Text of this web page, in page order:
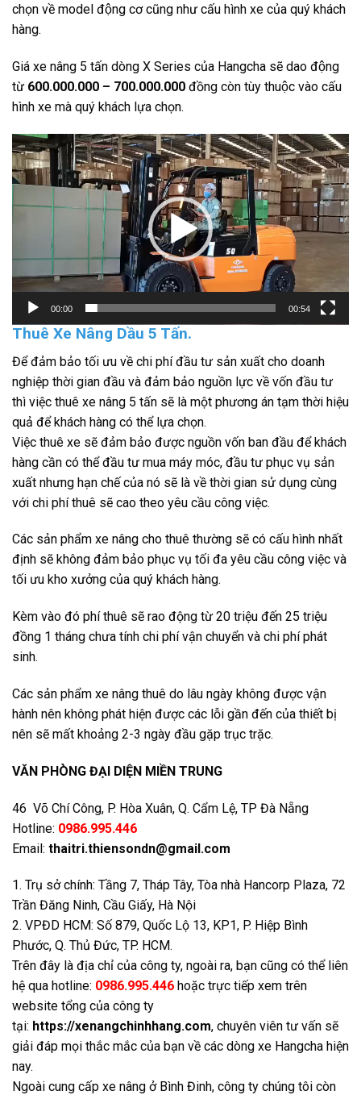
chọn về model động cơ cũng như cấu hình xe của quý khách
hàng.
Giá xe nâng 5 tấn dòng X Series của Hangcha sẽ dao động
từ 600.000.000 – 700.000.000 đồng còn tùy thuộc vào cấu
hình xe mà quý khách lựa chọn.
Trình
chơi
Video
00:00 00:54
Thuê Xe Nâng Dầu 5 Tấn.
Để đảm bảo tối ưu về chi phí đầu tư sản xuất cho doanh
nghiệp thời gian đầu và đảm bảo nguồn lực về vốn đầu tư
thì việc thuê xe nâng 5 tấn sẽ là một phương án tạm thời hiệu
quả để khách hàng có thể lựa chọn.
Việc thuê xe sẽ đảm bảo được nguồn vốn ban đầu để khách
hàng cần có thể đầu tư mua máy móc, đầu tư phục vụ sản
xuất nhưng hạn chế của nó sẽ là về thời gian sử dụng cùng
với chi phí thuê sẽ cao theo yêu cầu công việc.
Các sản phẩm xe nâng cho thuê thường sẽ có cấu hình nhất
định sẽ không đảm bảo phục vụ tối đa yêu cầu công việc và
tối ưu kho xưởng của quý khách hàng.
Kèm vào đó phí thuê sẽ rao động từ 20 triệu đến 25 triệu
đồng 1 tháng chưa tính chi phí vận chuyển và chi phí phát
sinh.
Các sản phẩm xe nâng thuê do lâu ngày không được vận
hành nên không phát hiện được các lỗi gần đến của thiết bị
nên sẽ mất khoảng 2-3 ngày đầu gặp trục trặc.
VĂN PHÒNG ĐẠI DIỆN MIỀN TRUNG
46 Võ Chí Công, P. Hòa Xuân, Q. Cẩm Lệ, TP Đà Nẵng
Hotline: 0986.995.446
Email: thaitri.thiensondn@gmail.com
1. Trụ sở chính: Tầng 7, Tháp Tây, Tòa nhà Hancorp Plaza, 72
Trần Đăng Ninh, Cầu Giấy, Hà Nội
2. VPĐD HCM: Số 879, Quốc Lộ 13, KP1, P. Hiệp Bình
Phước, Q. Thủ Đức, TP. HCM.
Trên đây là địa chỉ của công ty, ngoài ra, bạn cũng có thể liên
hệ qua hotline: 0986.995.446 hoặc trực tiếp xem trên
website tổng của công ty
tại: https://xenangchinhhang.com, chuyên viên tư vấn sẽ
giải đáp mọi thắc mắc của bạn về các dòng xe Hangcha hiện
nay.
Ngoài cung cấp xe nâng ở Bình Đinh, công ty chúng tôi còn